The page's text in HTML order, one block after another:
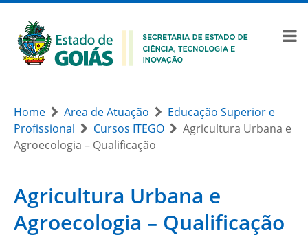
Home Area de Atuação
Educação Superior e
Profissional
Cursos ITEGO
Agricultura Urbana e
Agroecologia – Qualificação
Agricultura Urbana e
Agroecologia – Qualificação